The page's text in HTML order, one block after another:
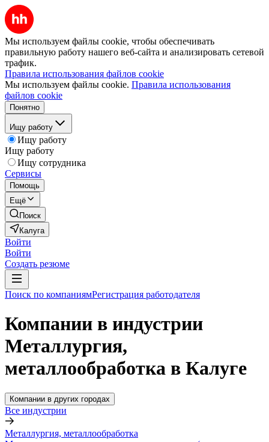
Мы используем файлы cookie, чтобы обеспечивать
правильную работу нашего веб-сайта и анализировать сетевой
трафик.
Правила использования файлов cookie
Мы используем файлы cookie. Правила использования
файлов cookie
Понятно
Ищу работу
Ищу работу
Ищу работу
Ищу сотрудника
Сервисы
Помощь
Ещё
Поиск
Калуга
Войти
Войти
Создать резюме
Поиск по компаниямРегистрация работодателя
Компании в индустрии
Металлургия,
металлообработка в Калуге
Компании в других городах
Все индустрии
Металлургия, металлообработка